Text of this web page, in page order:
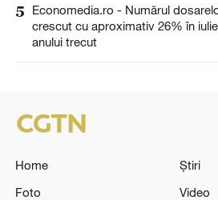
5
Economedia.ro - Numărul
crescut cu aproximativ 26% în
anului trecut
Home
Știri
Foto
Video